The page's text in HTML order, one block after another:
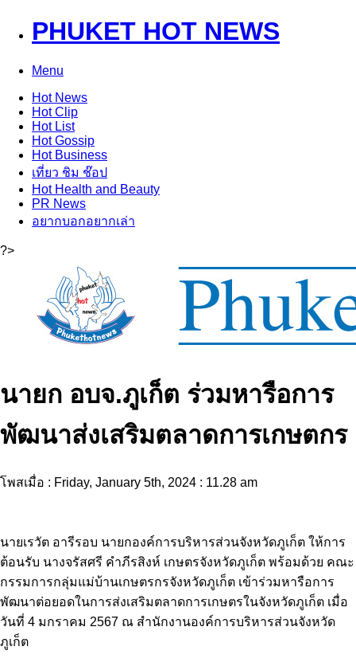
PHUKET HOT NEWS
Menu
HotNews
HotClip
HotList
HotGossip
HotBusiness
เที่ยว ชิม ช๊อป
HotHealth and Beauty
PR News
อยากบอกอยากเล่า
?>
นายก อบจ.ภูเก็ต ร่วมหารือการ
พัฒนาส่งเสริมตลาดการเกษตกร
โพสเมื่อ : Friday, January 5th, 2024 : 11.28 am
นายเรวัต อารีรอบ นายกองค์การบริหารส่วนจังหวัดภูเก็ต ให้การ
ต้อนรับ นางจรัสศรี คำภีรสิงห์ เกษตรจังหวัดภูเก็ต พร้อมด้วย คณะ
กรรมการกลุ่มแม่บ้านเกษตรกรจังหวัดภูเก็ต เข้าร่วมหารือการ
พัฒนาต่อยอดในการส่งเสริมตลาดการเกษตรในจังหวัดภูเก็ต เมื่อ
วันที่ 4 มกราคม 2567 ณ สำนักงานองค์การบริหารส่วนจังหวัด
ภูเก็ต